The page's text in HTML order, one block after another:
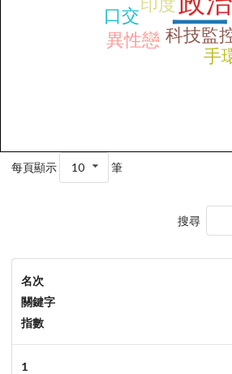
科技監
手
印度
口交
異性戀
每頁顯示 10 筆
搜尋
名次
關鍵字
指數
1